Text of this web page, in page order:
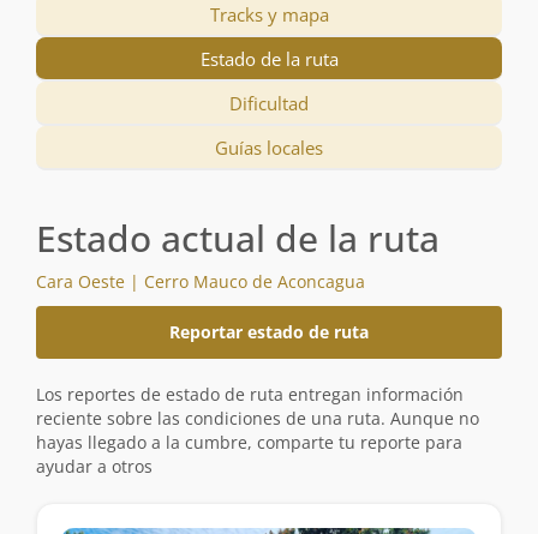
Tracks y mapa
Estado de la ruta
Dificultad
Guías locales
Estado actual de la ruta
Cara Oeste | Cerro Mauco de Aconcagua
Reportar estado de ruta
Los reportes de estado de ruta entregan información
reciente sobre las condiciones de una ruta. Aunque no
hayas llegado a la cumbre, comparte tu reporte para
ayudar a otros